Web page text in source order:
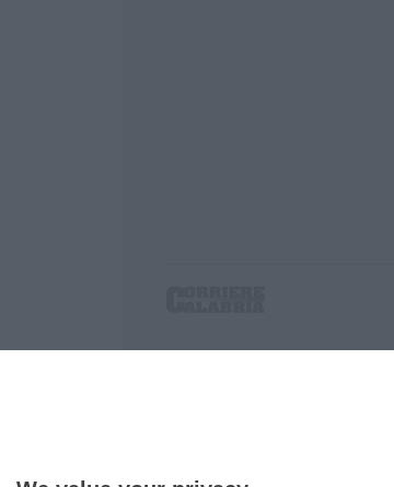
P.IVA. 03199620794, Via del
Iscrizione tribunale di Lamezia